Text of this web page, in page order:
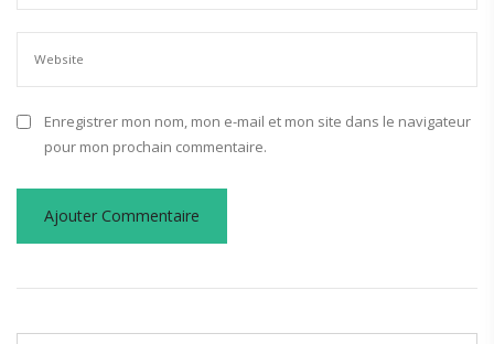
Enregistrer mon nom, mon e-mail et mon site dans le navigateur
pour mon prochain commentaire.